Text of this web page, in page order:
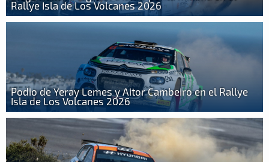
Rallye Isla de Los Volcanes 2026
Podio de Yeray Lemes y Aitor Cambeiro en el Rallye
Isla de Los Volcanes 2026